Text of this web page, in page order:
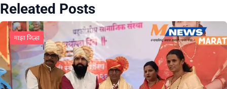
Releated Posts
माझा जिल्हा